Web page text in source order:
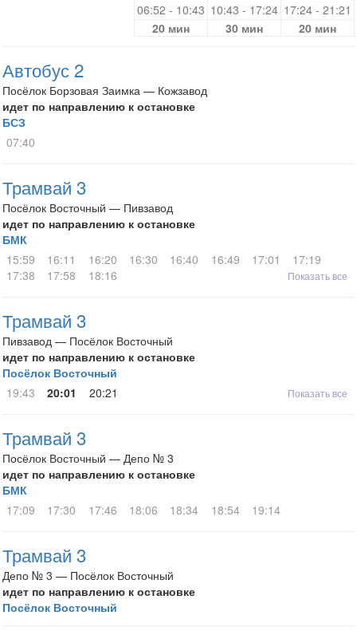
06:52 - 10:43 10:43 - 17:24 17:24 - 21:21
20 мин
30 мин 20 мин
Автобус 2
Посёлок Борзовая Заимка — Кожзавод
идет по направлению к остановке
БСЗ
07:40
Трамвай 3
Посёлок Восточный — Пивзавод
идет по направлению к остановке
БМК
15:59
16:11 16:20 16:30 16:40 16:49 17:01
17:19
17:38
17:58 18:16 Показать все
Трамвай 3
Пивзавод — Посёлок Восточный
идет по направлению к остановке
Посёлок Восточный
19:43
20:01 20:21 Показать все
Трамвай 3
Посёлок Восточный — Депо № 3
идет по направлению к остановке
БМК
17:09
17:30 17:46 18:06 18:34 18:54 19:14
Трамвай 3
Депо № 3 — Посёлок Восточный
идет по направлению к остановке
Посёлок Восточный